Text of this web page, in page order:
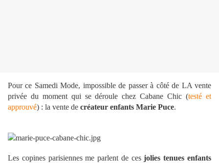
Pour ce Samedi Mode, impossible de passer à côté de LA vente
privée du moment qui se déroule chez Cabane Chic (testé et
approuvé) : la vente de créateur enfants Marie Puce.
Les copines parisiennes me parlent de cesjolies tenues enfants